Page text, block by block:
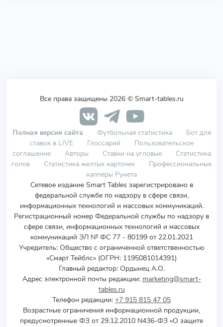
Все права защищены 2026 © Smart-tables.ru
Полная версия сайта Футбольная статистика
Бот для
ставок в LIVE
Глоссарий
Пользовательское
соглашение
Авторы Ставки на угловые
Статистика
голов
Статистика желтых карточек
Профессиональные
капперы Рунета
Сетевое издание Smart Tables зарегистрировано в
федеральной службе по надзору в сфере связи,
информационных технологий и массовых коммуникаций.
Регистрационный номер Федеральной службы по надзору в
сфере связи, информационных технологий и массовых
коммуникаций ЭЛ № ФС 77 - 80199 от 22.01.2021
Учредитель: Общество с ограниченной ответственностью
«Смарт Тейблс» (ОГРН: 1195081014391)
Главный редактор: Ордынец А.О.
Адрес электронной почты редакции: marketing@smart-
tables.ru
Телефон редакции: +7 915 815 47 05
Возрастные ограничения информационной продукции,
предусмотренные ФЗ от 29.12.2010 N436-ФЗ «О защите